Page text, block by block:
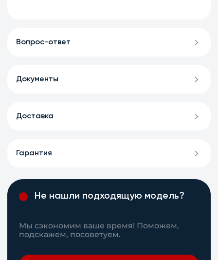
Вопрос-ответ
Документы
Доставка
Гарантия
Не нашли подходящую модель?
Мы сэкономим ваше время! Поможем,
подскажем, посоветуем.